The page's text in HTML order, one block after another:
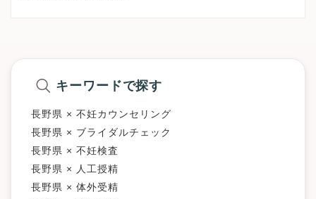
キーワードで探す
長野県 × 不妊カウンセリング
長野県 × ブライダルチェック
長野県 × 不妊検査
長野県 × 人工授精
長野県 × 体外受精